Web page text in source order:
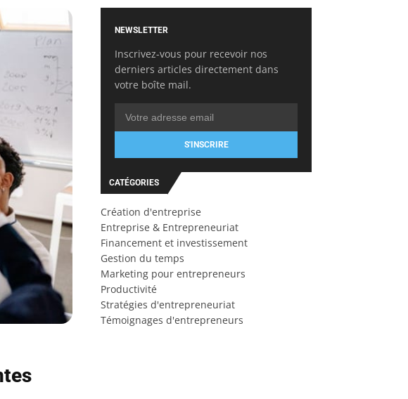
NEWSLETTER
Inscrivez-vous pour recevoir nos
derniers articles directement dans
votre boîte mail.
S'INSCRIRE
CATÉGORIES
Création d'entreprise
Entreprise & Entrepreneuriat
Financement et investissement
Gestion du temps
Marketing pour entrepreneurs
Productivité
Stratégies d'entrepreneuriat
Témoignages d'entrepreneurs